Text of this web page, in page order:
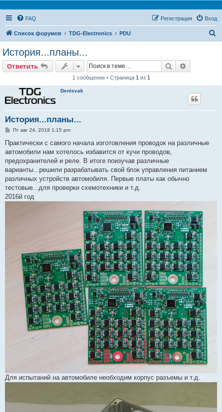
FAQ Вход
Регистрация
Список форумов TDG-Electronics PDU
История...планы...
Ответить Поиск
1 сообщение • Страница 1 из 1
Denisvak
История...планы...
С
о
щ
е
и
е
Пт авг 24, 2018 1:15 pm
Практически с самого начала изготовления проводок на различные
автомобили нам хотелось избавится от кучи проводов,
предохранителей и реле. В итоге поизучав различные
варианты...решили разрабатывать свой блок управления питанием
различных устройств автомобиля. Первые платы как обычно
тестовые...для проверки схемотехники и т.д.
2016й год
Для испытаний на автомобиле необходим корпус разъемы и т.д.